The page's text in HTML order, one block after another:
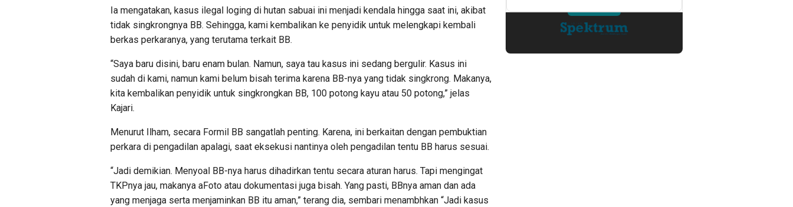
Ia mengatakan, kasus ilegal loging di hutan sabuai ini menjadi kendala hingga saat ini, akibat
tidak singkrongnya BB. Sehingga, kami kembalikan ke penyidik untuk melengkapi kembali
berkas perkaranya, yang terutama terkait BB.
“Saya baru disini, baru enam bulan. Namun, saya tau kasus ini sedang bergulir. Kasus ini
sudah di kami, namun kami belum bisah terima karena BB-nya yang tidak singkrong. Makanya,
kita kembalikan penyidik untuk singkrongkan BB, 100 potong kayu atau 50 potong,” jelas
Kajari.
Menurut Ilham, secara Formil BB sangatlah penting. Karena, ini berkaitan dengan pembuktian
perkara di pengadilan apalagi, saat eksekusi nantinya oleh pengadilan tentu BB harus sesuai.
“Jadi demikian. Menyoal BB-nya harus dihadirkan tentu secara aturan harus. Tapi mengingat
TKPnya jau, makanya aFoto atau dokumentasi juga bisah. Yang pasti, BBnya aman dan ada
yang menjaga serta menjaminkan BB itu aman,” terang dia, sembari menambhkan “Jadi kasus